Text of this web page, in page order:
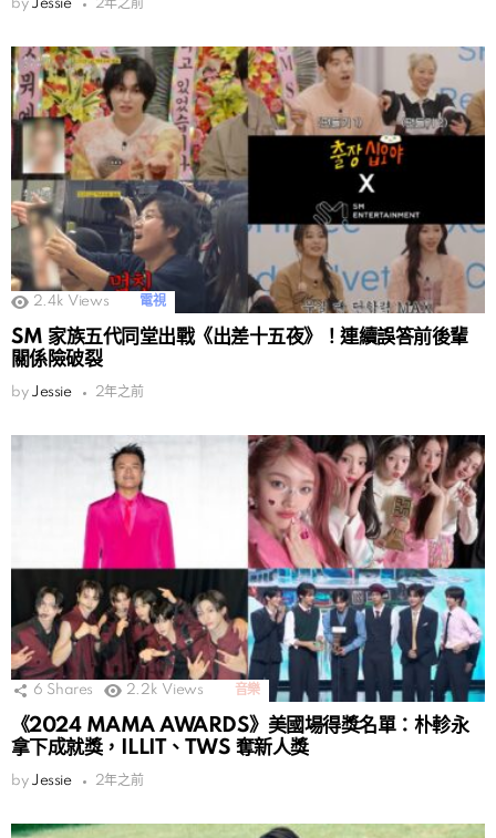
by Jessie 2年之前
2.4k Views 電視
SM 家族五代同堂出戰《出差十五夜》！連續誤答前後輩
關係險破裂
by Jessie 2年之前
6 Shares 2.2k Views 音樂
《2024 MAMA AWARDS》美國場得獎名單：朴軫永
拿下成就獎，ILLIT、TWS 奪新人獎
by Jessie 2年之前